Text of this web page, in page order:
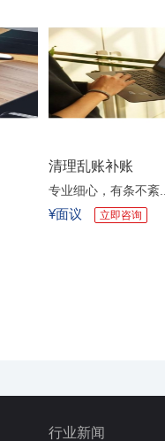
清理乱账补账
专业细心，有条不紊
¥面议 立即咨询
行业新闻